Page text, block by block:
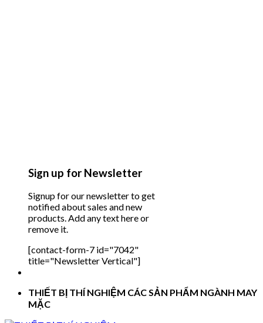
Sign up for Newsletter
Signup for our newsletter to get
notified about sales and new
products. Add any text here or
remove it.
[contact-form-7 id="7042"
title="Newsletter Vertical"]
THIẾT BỊ THÍ NGHIỆM CÁC SẢN PHẨM NGÀNH MAY
MẶC